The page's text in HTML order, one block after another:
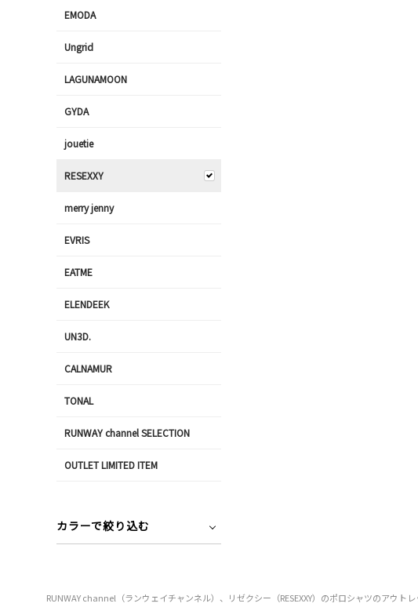
EMODA
Ungrid
LAGUNAMOON
GYDA
jouetie
RESEXXY
merry jenny
EVRIS
EATME
ELENDEEK
UN3D.
CALNAMUR
TONAL
RUNWAY channel SELECTION
OUTLET LIMITED ITEM
カラーで絞り込む
RUNWAY channel（ランウェイチャンネル）、リゼクシー（RESEXXY）のポロシャツのアウ